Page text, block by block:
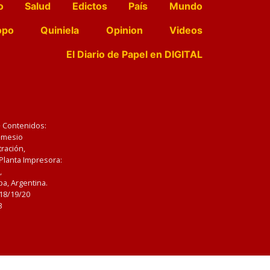
Salud Edictos País
Mundo
Quiniela Opinion
Videos
El Diario de Papel en DIGITAL
Impresora:
Argentina.
19/20